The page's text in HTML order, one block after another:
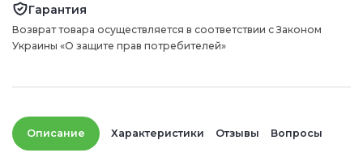
Гарантия
Возврат товара осуществляется в соответствии с Законом
Украины «О защите прав потребителей»
Описание Характеристики Отзывы Вопросы